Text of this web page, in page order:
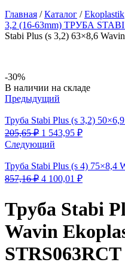
Главная /Каталог /Ekoplastik
3,2 (16-63mm) ТРУБА STABI
Stabi Plus (s 3,2) 63×8,6
-30%
Availability:
В наличии на складе
Предыдущий
Труба Stabi Plus (s 3,2)
205,65₽ Первоначальная
цена
составляла
2
205,65 ₽.
1 543,95 ₽Текущая
543,95 ₽.
Следующий
Труба Stabi Plus (s 4) 75×8,4
857,16₽ Первоначальная
5
857,16 ₽.
4 100,01 ₽Текущая
100,01 ₽.
Труба Stabi
Wavin
STRS063RCT